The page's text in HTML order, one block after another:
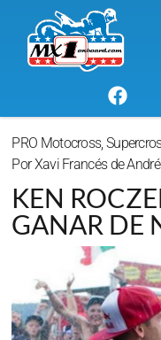
PRO Motocross,
PorXavi Francés de
KEN
GANAR DE